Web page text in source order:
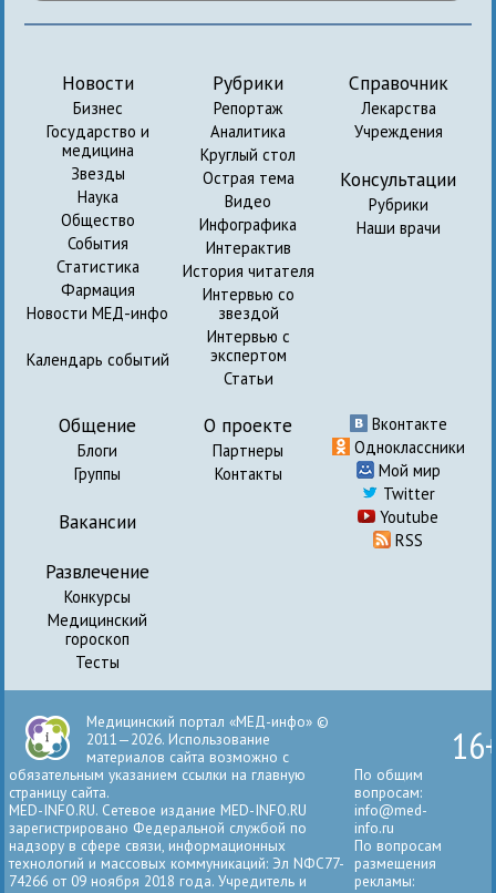
Новости
Бизнес
Государство и
медицина
Звезды
Наука
Общество
События
Статистика
Фармация
Новости МЕД-инфо
Календарь событий
Рубрики
Репортаж
Аналитика
Круглый стол
Острая тема
Видео
Инфографика
Интерактив
История читателя
Интервью со
звездой
Интервью с
экспертом
Статьи
Справочник
Лекарства
Учреждения
Консультации
Рубрики
Наши врачи
Общение
Блоги
Группы
Вакансии
Развлечение
Конкурсы
Медицинский
гороскоп
Тесты
О проекте
Партнеры
Контакты
Вконтакте
Одноклассники
Мой мир
Twitter
Youtube
RSS
Медицинский портал «МЕД-инфо» ©
2011—2026. Использование
материалов сайта возможно с
обязательным указанием ссылки на главную
страницу сайта.
MED-INFO.RU. Сетевое издание MED-INFO.RU
зарегистрировано Федеральной службой по
надзору в сфере связи, информационных
технологий и массовых коммуникаций: Эл NФС77-
74266 от 09 ноября 2018 года. Учредитель и
По общим
вопросам:
info@med-
info.ru
По вопросам
размещения
рекламы: